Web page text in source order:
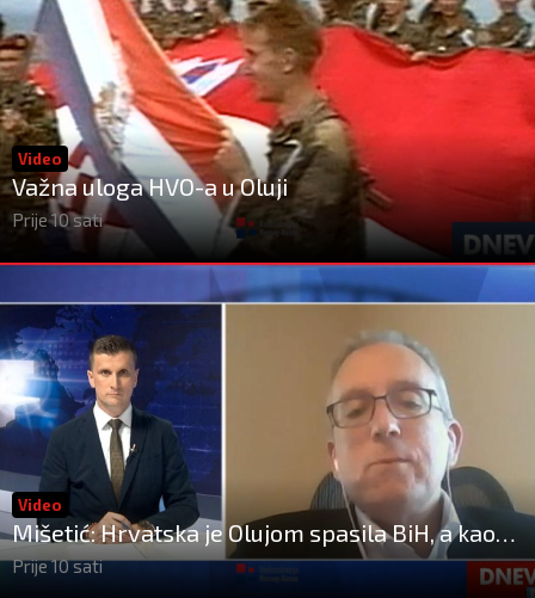
Video
Važna uloga HVO-a u Oluji
Prije 10 sati
Video
Mišetić: Hrvatska je Olujom spasila BiH, a kao
potpisnica Daytona ima puno pravo štititi
Prije 10 sati